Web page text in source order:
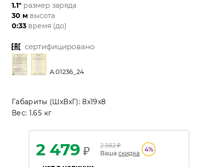
1.1" размер заряда
30 м высота
0:33 время (до)
сертифицировано
A.01236_24
Габариты (ШхВхГ):8x19x8
Вес: 1.65 кг
2 479 ₽ 2 582₽
Ваша скидка
4%